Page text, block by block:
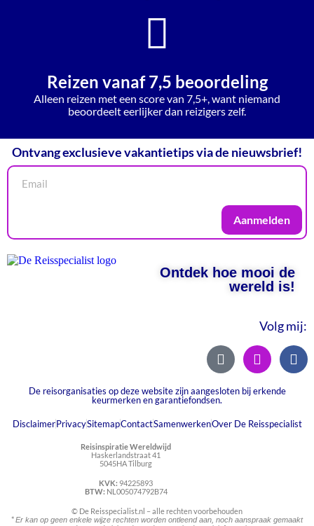
Reizen vanaf 7,5 beoordeling
Alleen reizen met een score van 7,5+, want niemand
beoordeelt eerlijker dan reizigers zelf.
Ontvang exclusieve vakantietips via de nieuwsbrief!
Aanmelden
Ontdek hoe mooi de
wereld is!
Volg mij:
De reisorganisaties op deze website zijn aangesloten bij erkende
keurmerken en garantiefondsen.
DisclaimerPrivacySitemapContactSamenwerkenOver De Reisspecialist
Reisinspiratie Wereldwijd
Haskerlandstraat 41
5045HA Tilburg
KVK: 94225893
BTW: NL005074792B74
© De Reisspecialist.nl – alle rechten voorbehouden
*Er kan op geen enkele wijze rechten worden ontleend aan, noch aanspraak gemaakt